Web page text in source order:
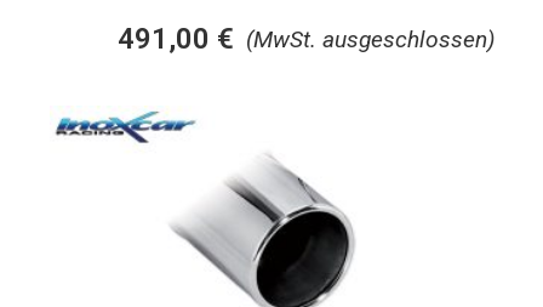
(MwSt. ausgeschlossen)
491,00 €